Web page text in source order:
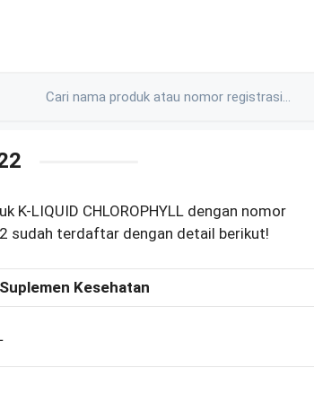
K-LIQUID CHLOROPHYLL dengan nomor
terdaftar dengan detail berikut!
Suplemen Kesehatan